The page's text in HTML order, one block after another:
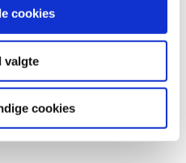
cookies
valgte
cookies